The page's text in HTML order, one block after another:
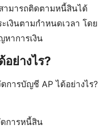
มารถติดตามหนี้สินได้
เงินตามกำหนดเวลา โดย
าการเงิน
ย่างไร?
ารบัญชี AP ได้อย่างไร?
การหนี้สิน